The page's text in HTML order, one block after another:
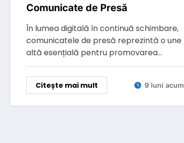
Comunicate de Presă
În lumea digitală în continuă schimbare,
comunicatele de presă reprezintă o une
altă esențială pentru promovarea…
Citește mai mult 9 luni acum